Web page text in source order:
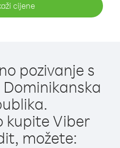
cijene
pozivanje s
kupite Viber
možete: